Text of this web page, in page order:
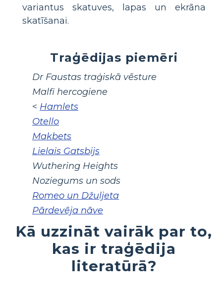
variantus skatuves, lapas un ekrāna
skatīšanai.
Traģēdijas piemēri
Dr Faustas traģiskā vēsture
Malfi hercogiene
< Hamlets
Otello
Makbets
Lielais Gatsbijs
Wuthering Heights
Noziegums un sods
Romeo un Džuljeta
Pārdevēja nāve
Kā uzzināt vairāk par to,
kas ir traģēdija
literatūrā?